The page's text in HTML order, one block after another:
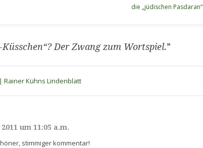
die „jüdischen Pasdaran“
Küsschen“? Der Zwang zum Wortspiel.”
Rainer Kühns Lindenblatt
um 11:05 a.m.
stimmiger kommentar!